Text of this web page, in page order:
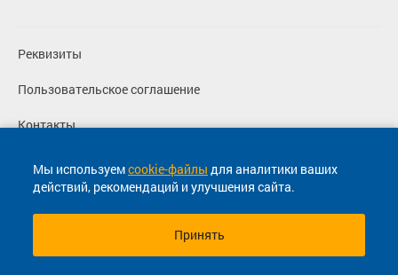
Мы используемcookie-файлы для аналитики ваших
действий, рекомендаций и улучшения сайта.
Принять
Реквизиты
Пользовательское соглашение
Контакты
Политика конфиденциальности
Перевозчикам
© 2013-2026, ООО "Капитал"- Онлайн сервис продажи